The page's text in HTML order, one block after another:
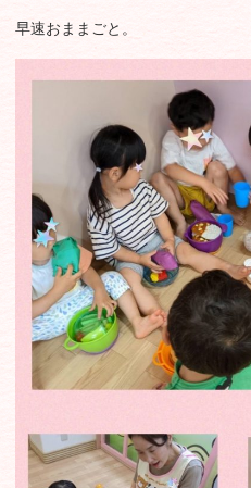
早速おままごと。